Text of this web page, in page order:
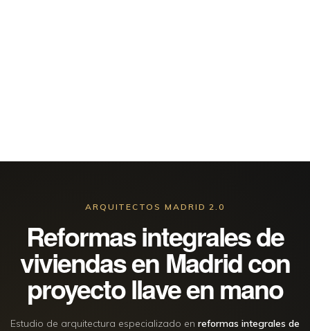
ARQUITECTOS MADRID 2.0
Reformas integrales de
viviendas en Madrid con
proyecto llave en mano
Estudio de arquitectura especializado en reformas integrales de